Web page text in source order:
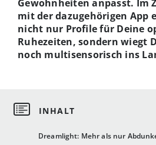
Dreamlight: Mehr als nur
Gewohnheiten anpasst. Im
mit der dazugehörigen App
nicht nur Profile für Deine
Ruhezeiten, sondern wiegt
noch multisensorisch ins